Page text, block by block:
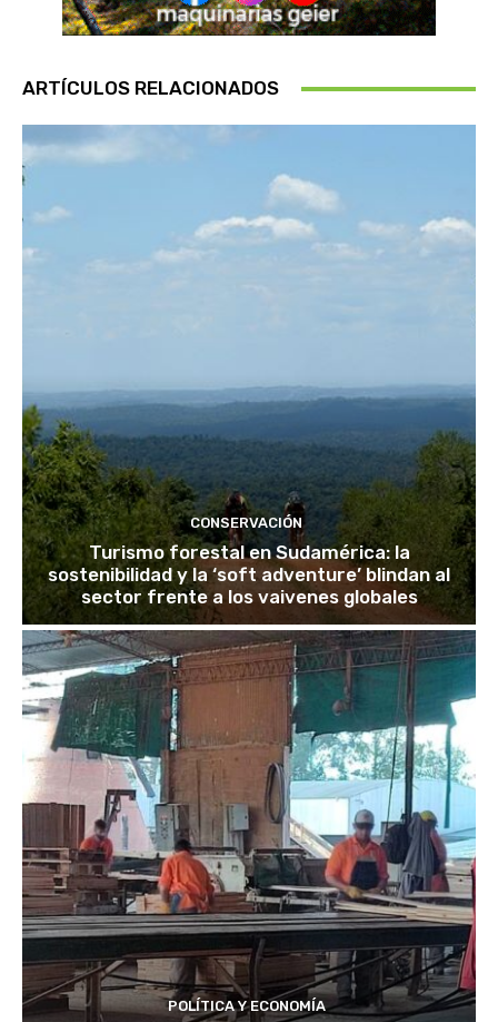
ARTÍCULOS RELACIONADOS
CONSERVACIÓN
Turismo forestal en Sudamérica: la
sostenibilidad y la ‘soft adventure’ blindan al
sector frente a los vaivenes globales
POLÍTICA Y ECONOMÍA